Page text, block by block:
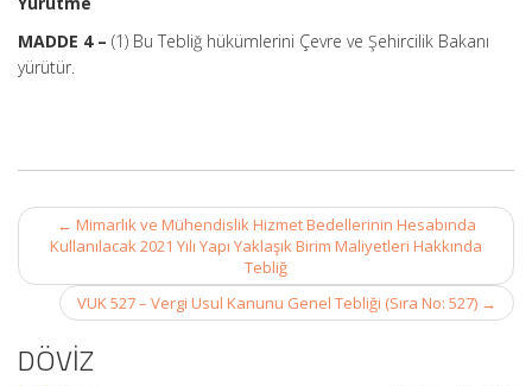
MADDE 4 – (1) Bu Tebliğ hükümlerini Çevre ve Şehircilik Bakanı
yürütür.
Post
navigation
← Mimarlık ve Mühendislik Hizmet Bedellerinin Hesabında
Kullanılacak 2021 Yılı Yapı Yaklaşık Birim Maliyetleri Hakkında
Tebliğ
VUK 527 – Vergi Usul Kanunu Genel Tebliği (Sıra No: 527) →
DÖVİZ